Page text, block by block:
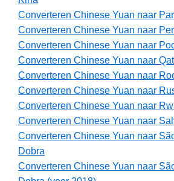
Converteren Chinese Yuan naar
Converteren Chinese Yuan naar
Converteren Chinese Yuan naar
Converteren Chinese Yuan naar
Converteren Chinese Yuan naar
Converteren Chinese Yuan naar
Converteren Chinese Yuan naar
Converteren Chinese Yuan naar
Converteren Chinese Yuan naar
Dobra
Converteren Chinese Yuan naar